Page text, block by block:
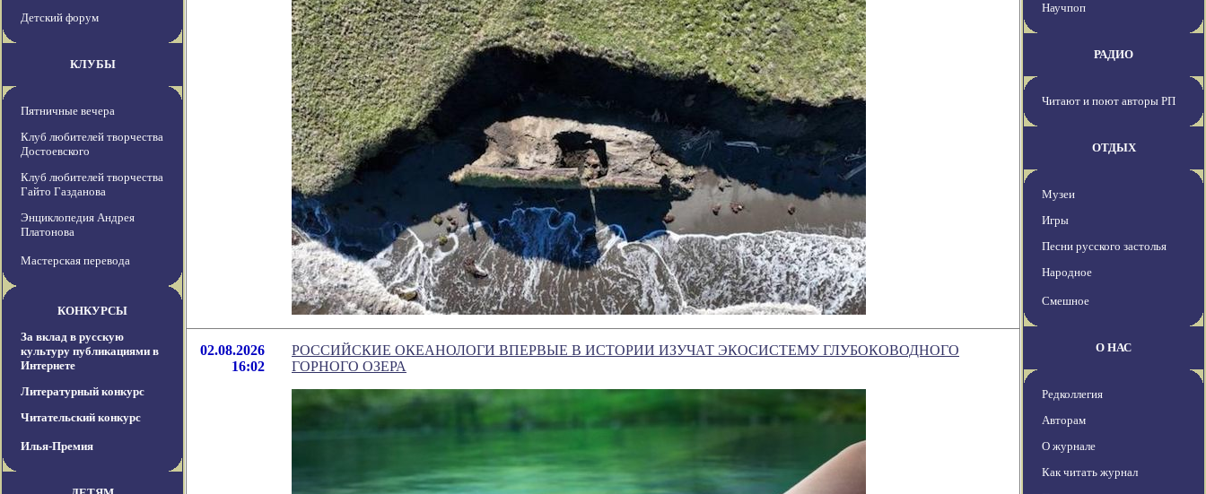
Детский форум
КЛУБЫ
Пятничные вечера
Клуб любителей творчества
Достоевского
Клуб любителей творчества
Гайто Газданова
Энциклопедия Андрея
Платонова
Мастерская перевода
КОНКУРСЫ
За вклад в русскую
культуру публикациями в
Интернете
Литературный конкурс
Читательский конкурс
Илья-Премия
02.08.2026
16:02
РОССИЙСКИЕ ОКЕАНОЛОГИ ВПЕРВЫЕ В ИСТОРИИ ИЗУЧАТ ЭКОСИСТЕМУ ГЛУБОКОВОДНОГО
ГОРНОГО ОЗЕРА
Научпоп
РАДИО
Читают и поют авторы РП
ОТДЫХ
Музеи
Игры
Песни русского застолья
Народное
Смешное
О НАС
Редколлегия
Авторам
О журнале
Как читать журнал